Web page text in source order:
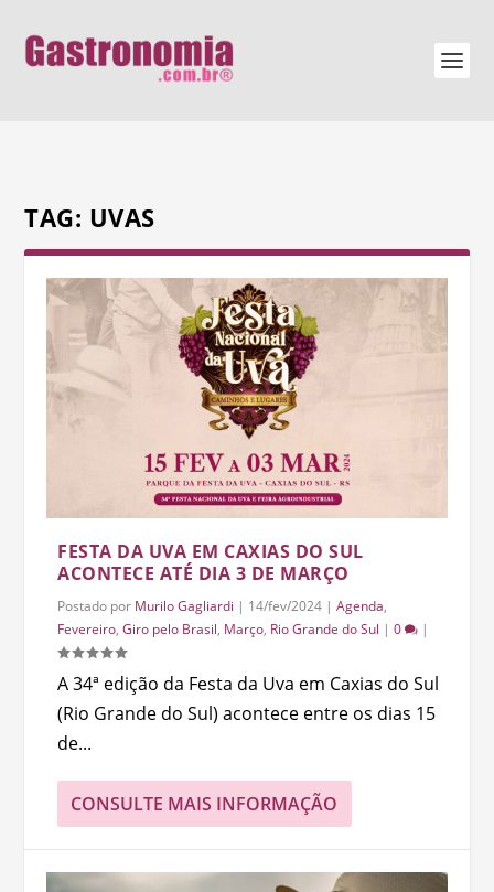
TAG: UVAS
FESTA DA UVA EM CAXIAS DO SUL
ACONTECE ATÉ DIA 3 DE MARÇO
Postado por Murilo Gagliardi | 14/fev/2024 |Agenda,
Fevereiro,Giro pelo Brasil, Março, Rio Grande do Sul |0 |
A 34ª edição da Festa da Uva em Caxias do Sul
(Rio Grande do Sul) acontece entre os dias 15
de...
CONSULTE MAIS INFORMAÇÃO